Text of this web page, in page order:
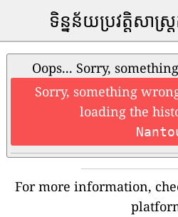
ទិន្នន័យប្រវត្តិសា
Oops... Sorry,
Sorry, something
loading the
For more information,